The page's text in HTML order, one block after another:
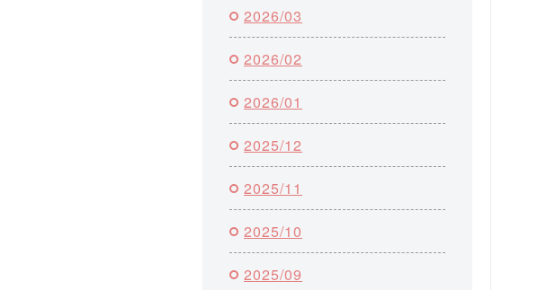
2026/03
2026/02
2026/01
2025/12
2025/11
2025/10
2025/09